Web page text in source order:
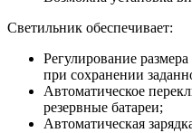
Светильник обеспечивает:
Регулирование
при сохранении
Автоматическое
резервные батареи;
Автоматическая